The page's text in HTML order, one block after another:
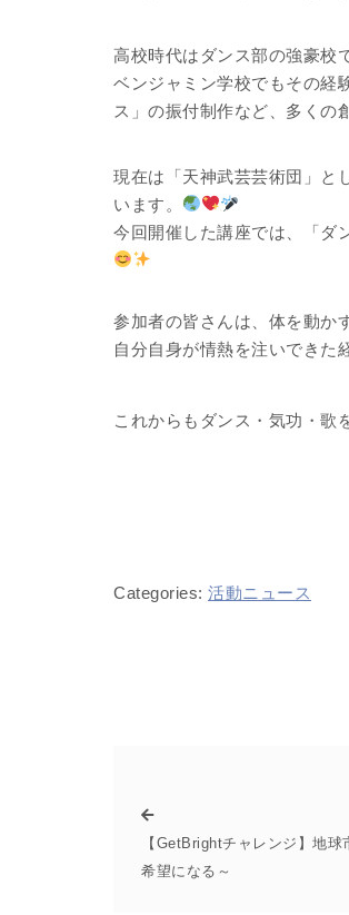
高校時代はダンス部の強豪校
ベンジャミン学校でもその経
ス」の振付制作など、多くの
現在は「天神武芸芸術団」と
います。
今回開催した講座では、「ダ
参加者の皆さんは、体を動か
自分自身が情熱を注いできた
これからもダンス・気功・歌
Categories: 活動ニュース
【GetBrightチャレンジ】地
希望になる～